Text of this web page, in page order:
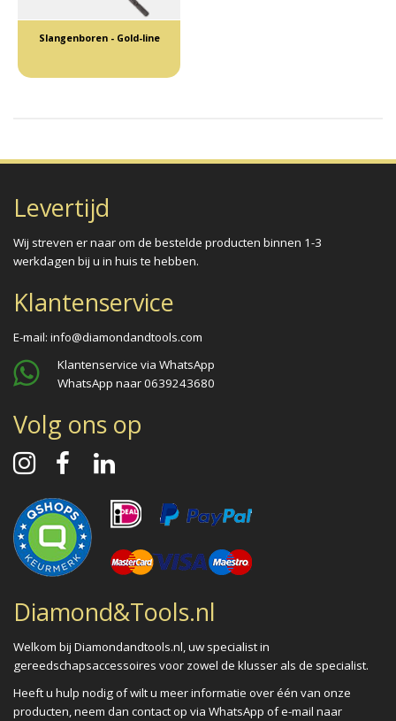
Slangenboren - Gold-line
Levertijd
Wij streven er naar om de bestelde producten binnen 1-3
werkdagen bij u in huis te hebben.
Klantenservice
E-mail: info@diamondandtools.com
Klantenservice via WhatsApp
WhatsApp naar0639243680
Volg ons op
Diamond&Tools.nl
Welkom bij Diamondandtools.nl, uw specialist in
gereedschapsaccessoires voor zowel de klusser als de specialist.
Heeft u hulp nodig of wilt u meer informatie over één van onze
producten, neem dan contact op via WhatsApp of e-mail naar